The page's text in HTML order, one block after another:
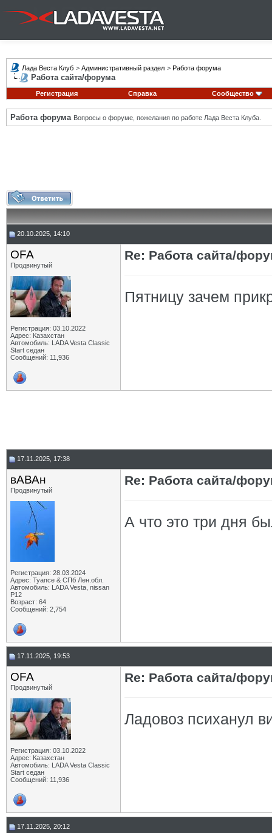
Лада Веста Клуб > Административный раздел > Работа форума
Работа сайта/форума
Регистрация Справка Сообщество
Работа форума Вопросы о форуме, пожелания по работе Лада Веста Клуба.
20.10.2025, 14:10
OFA
Продвинутый
Регистрация: 03.10.2022
Адрес: Казахстан
Автомобиль: LADA Vesta Classic
Start седан
Сообщений: 11,936
Re: Работа сайта/
Пятницу зачем
17.11.2025, 17:38
вАВАн
Продвинутый
Регистрация: 28.03.2024
Адрес: Туапсе & СПб Лен.обл.
Автомобиль: LADA Vesta, nissan
P12
Возраст: 64
Сообщений: 2,754
Re: Работа сайта/
А что это три дня
17.11.2025, 19:53
OFA
Продвинутый
Регистрация: 03.10.2022
Адрес: Казахстан
Автомобиль: LADA Vesta Classic
Start седан
Сообщений: 11,936
Re: Работа сайта/
Ладовоз психанул
17.11.2025, 20:12